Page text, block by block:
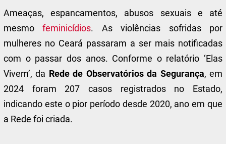
Ameaças, espancamentos, abusos sexuais e até
mesmo feminicídios. As violências sofridas por
mulheres no Ceará passaram a ser mais notificadas
com o passar dos anos. Conforme o relatório ‘Elas
Vivem’, da Rede de Observatórios da Segurança, em
2024 foram 207 casos registrados no Estado,
indicando este o pior período desde 2020, ano em que
a Rede foi criada.